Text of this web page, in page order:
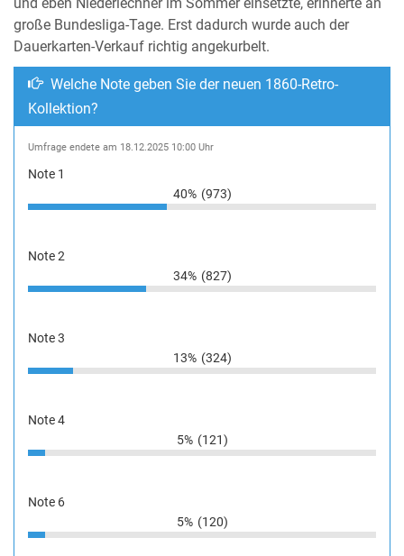
und eben Niederlechner im Sommer einsetzte, erinnerte an
große Bundesliga-Tage. Erst dadurch wurde auch der
Dauerkarten-Verkauf richtig angekurbelt.
Welche Note geben Sie der neuen 1860-Retro-
Kollektion?
Umfrage endete am 18.12.2025 10:00 Uhr
Note 1
40% (973)
Note 2
34% (827)
Note 3
13% (324)
Note 4
5% (121)
Note 6
5% (120)